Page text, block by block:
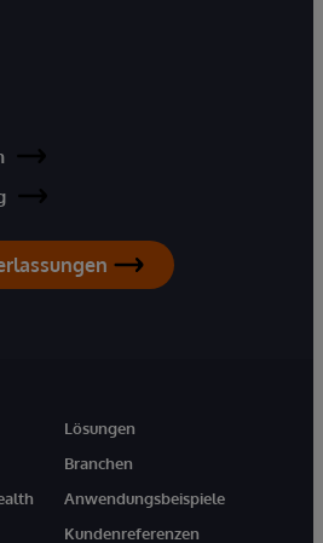
Lösungen
Branchen
Anwendungsbeispiele
Kundenreferenzen